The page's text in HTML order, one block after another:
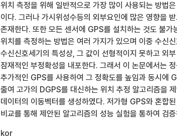
위치 측정을 위해 일반적으로 가장 많이 사용되는
이다. 그러나 가시위성수등의 외부요인에 많은 영향을
존재한다. 또한 모든 센서에 GPS를 설치하는 것도 불가
위치를 측정하는 방법은 여러 가지가 있으며 이중 수신
수신신호세기의 특성상, 그 값이 선형적이지 못하고 외
잠재적인 부정확성을 내포한다. 그래서 이 논문에서는
추가적인 GPS를 사용하여 그 정확도를 높임과 동시에
줄여 고가의 DGPS를 대신하는 위치 추정 알고리즘을
데이터의 이동벡터를 생성하였다. 저가형 GPS와 혼합
비교를 통해 제안된 알고리즘의 성능 실험을 통하여 검
kor